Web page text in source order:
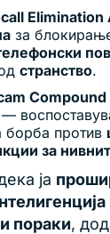
Elimination
за
странство.
—
борба против
за
ја
пораки,